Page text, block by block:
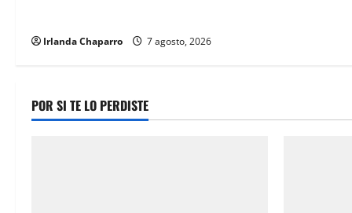
Irlanda Chaparro 7 agosto, 2026
POR SI TE LO PERDISTE